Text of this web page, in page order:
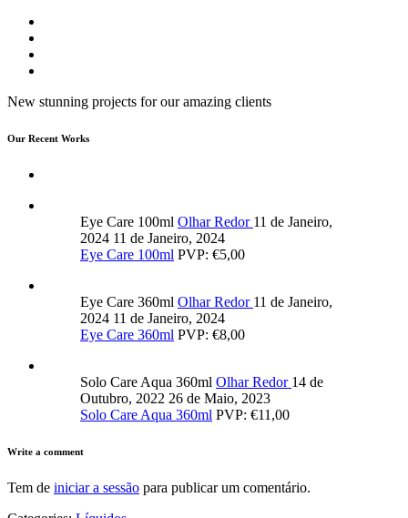
New stunning projects for our amazing clients
Our Recent Works
Eye Care 100ml Olhar Redor 11 de Janeiro,
2024 11 de Janeiro, 2024
Eye Care 100ml PVP: €5,00
Eye Care 360ml Olhar Redor 11 de Janeiro,
2024 11 de Janeiro, 2024
Eye Care 360ml PVP: €8,00
Solo Care Aqua 360ml Olhar Redor 14 de
Outubro, 2022 26 de Maio, 2023
Solo Care Aqua 360ml PVP: €11,00
Write a comment
Tem de iniciar a sessão para publicar um comentário.